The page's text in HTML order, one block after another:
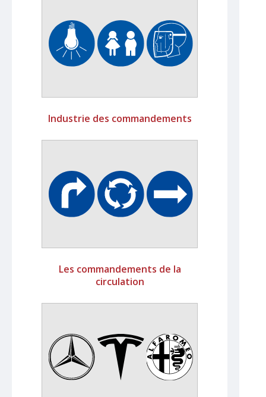
Industrie des commandements
Les commandements de la
circulation